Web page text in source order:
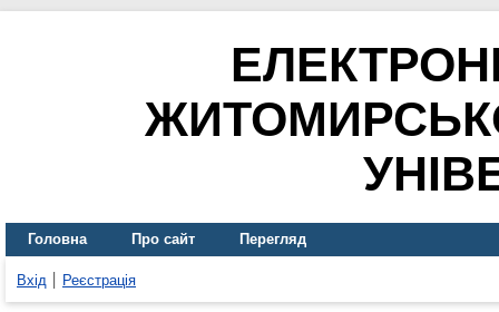
Головна Про сайт Перегляд
Вхід Реєстрація